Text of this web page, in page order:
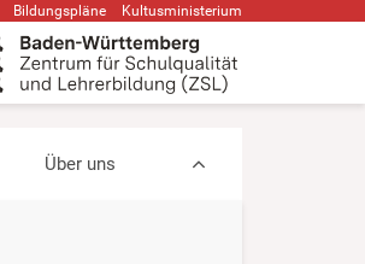
Bildungspläne Kultusministerium
Über uns